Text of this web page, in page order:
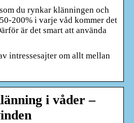
du rynkar klänningen och
200% i varje våd kommer det
är det smart att använda
intressesajter om allt mellan
i våder –